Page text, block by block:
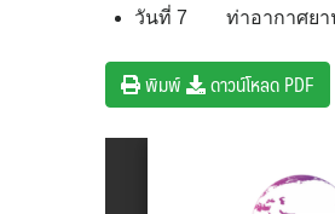
วันที่ 7 ท่าอากาศยาน
พิมพ์ ดาวน์โหลด PDF